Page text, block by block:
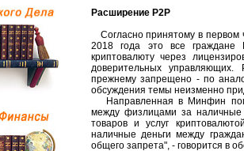
Расширение P2P
Согласно принятому в первом
2018 года это все граждане
криптовалюту через
доверительных управляющих.
прежнему запрещено - по
обсуждения темы неизменно
Направленная в Минфин
между физлицами за наличные
товаров и услуг
наличные деньги между
общего запрета", - говорится в